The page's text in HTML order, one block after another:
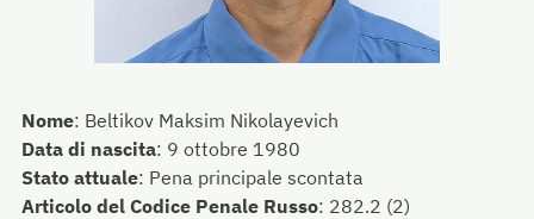
Nome: Beltikov Maksim Nikolayevich
Data di nascita: 9 ottobre 1980
Stato attuale: Pena principale scontata
Articolo del Codice Penale Russo: 282.2 (2)